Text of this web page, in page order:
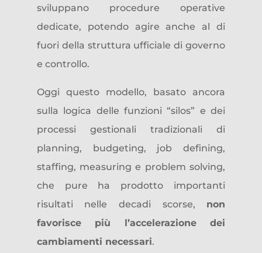
sviluppano procedure operative
dedicate, potendo agire anche al di
fuori della struttura ufficiale di governo
e controllo.
Oggi questo modello, basato ancora
sulla logica delle funzioni “silos” e dei
processi gestionali tradizionali di
planning, budgeting, job defining,
staffing, measuring e problem solving,
che pure ha prodotto importanti
risultati nelle decadi scorse, non
favorisce più l’accelerazione dei
cambiamenti necessari.